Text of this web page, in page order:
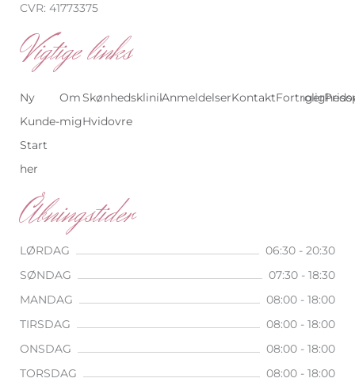
CVR: 41773375
Vigtige links
Ny
Kunde-
Start
her
Om
mig
Skønhedsklinik
Hvidovre
SkønhedsklinikBehandlinger
AnmeldelserKontakt
Åbningstider
LØRDAG
06:30 - 20:30
SØNDAG
07:30 - 18:30
MANDAG
08:00 - 18:00
TIRSDAG
08:00 - 18:00
ONSDAG
08:00 - 18:00
TORSDAG
08:00 - 18:00